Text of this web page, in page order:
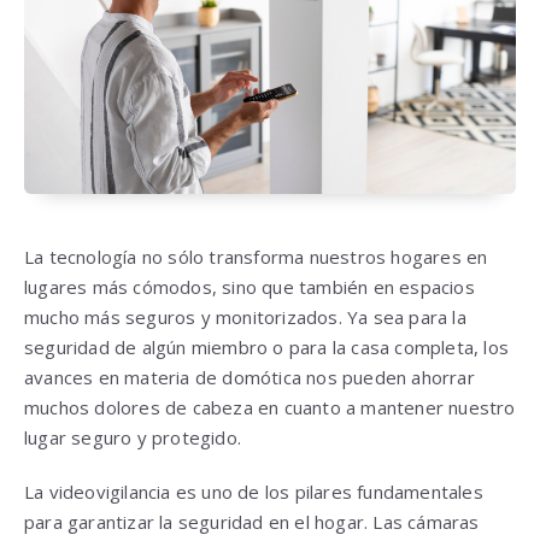
La tecnología no sólo transforma nuestros hogares en
lugares más cómodos, sino que también en espacios
mucho más seguros y monitorizados. Ya sea para la
seguridad de algún miembro o para la casa completa, los
avances en materia de domótica nos pueden ahorrar
muchos dolores de cabeza en cuanto a mantener nuestro
lugar seguro y protegido.
La videovigilancia es uno de los pilares fundamentales
para garantizar la seguridad en el hogar. Las cámaras